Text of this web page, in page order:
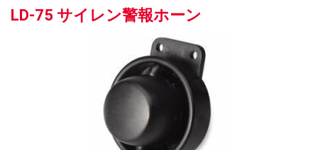
LD-75 サイレン警報ホーン